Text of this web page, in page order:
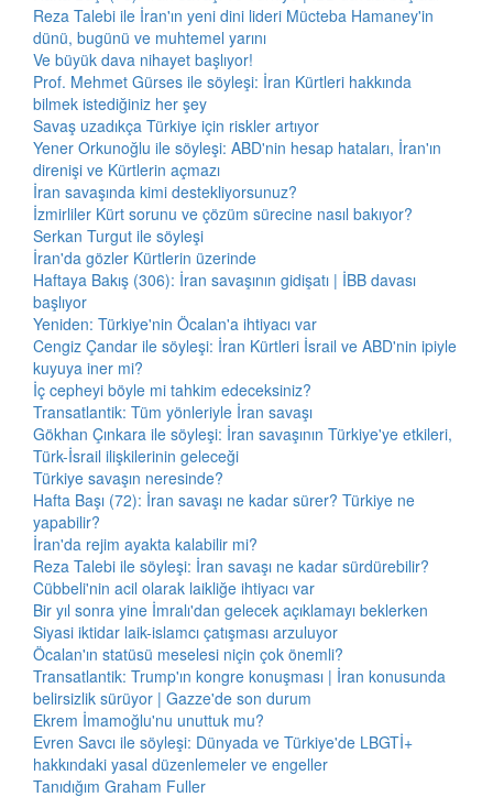
Reza Talebi ile İran'ın yeni dini lideri Mücteba Hamaney'in
dünü, bugünü ve muhtemel yarını
Ve büyük dava nihayet başlıyor!
Prof. Mehmet Gürses ile söyleşi: İran Kürtleri hakkında
bilmek istediğiniz her şey
Savaş uzadıkça Türkiye için riskler artıyor
Yener Orkunoğlu ile söyleşi: ABD'nin hesap hataları, İran'ın
direnişi ve Kürtlerin açmazı
İran savaşında kimi destekliyorsunuz?
İzmirliler Kürt sorunu ve çözüm sürecine nasıl bakıyor?
Serkan Turgut ile söyleşi
İran'da gözler Kürtlerin üzerinde
Haftaya Bakış (306): İran savaşının gidişatı | İBB davası
başlıyor
Yeniden: Türkiye'nin Öcalan'a ihtiyacı var
Cengiz Çandar ile söyleşi: İran Kürtleri İsrail ve ABD'nin ipiyle
kuyuya iner mi?
İç cepheyi böyle mi tahkim edeceksiniz?
Transatlantik: Tüm yönleriyle İran savaşı
Gökhan Çınkara ile söyleşi: İran savaşının Türkiye'ye etkileri,
Türk-İsrail ilişkilerinin geleceği
Türkiye savaşın neresinde?
Hafta Başı (72): İran savaşı ne kadar sürer? Türkiye ne
yapabilir?
İran'da rejim ayakta kalabilir mi?
Reza Talebi ile söyleşi: İran savaşı ne kadar sürdürebilir?
Cübbeli'nin acil olarak laikliğe ihtiyacı var
Bir yıl sonra yine İmralı'dan gelecek açıklamayı beklerken
Siyasi iktidar laik-islamcı çatışması arzuluyor
Öcalan'ın statüsü meselesi niçin çok önemli?
Transatlantik: Trump'ın kongre konuşması | İran konusunda
belirsizlik sürüyor | Gazze'de son durum
Ekrem İmamoğlu'nu unuttuk mu?
Evren Savcı ile söyleşi: Dünyada ve Türkiye'de LBGTİ+
hakkındaki yasal düzenlemeler ve engeller
Tanıdığım Graham Fuller